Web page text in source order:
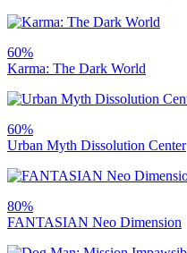
60%
Karma: The Dark World
60%
Urban Myth Dissolution Center
80%
FANTASIAN Neo Dimension